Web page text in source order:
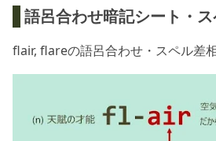
語呂合わせ暗記シート・
flair, flareの語呂合わせ・スペル差